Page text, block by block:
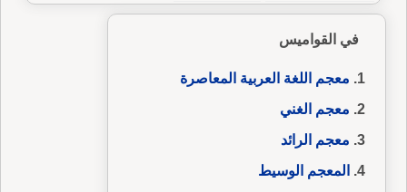
في القواميس
معجم اللغة العربية المعاصرة
معجم الغني
معجم الرائد
المعجم الوسيط